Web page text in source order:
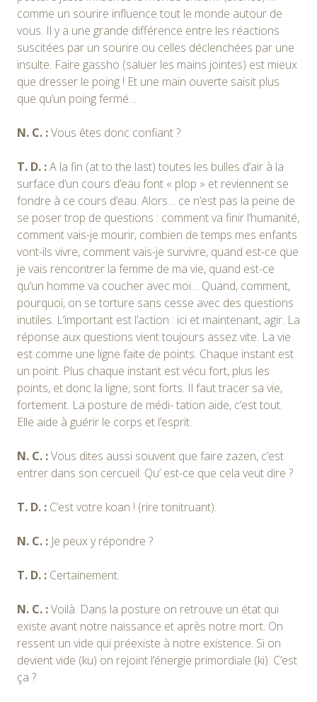
comme un sourire influence tout le monde autour de
vous. Il y a une grande différence entre les réactions
suscitées par un sourire ou celles déclenchées par une
insulte. Faire gassho (saluer les mains jointes) est mieux
que dresser le poing ! Et une main ouverte saisit plus
que qu’un poing fermé…
N. C. :Vous êtes donc confiant ?
T. D. :A la fin (at to the last) toutes les bulles d’air à la
surface d’un cours d’eau font « plop » et reviennent se
fondre à ce cours d’eau. Alors… ce n’est pas la peine de
se poser trop de questions : comment va finir l’humanité,
comment vais-je mourir, combien de temps mes enfants
vont-ils vivre, comment vais-je survivre, quand est-ce que
je vais rencontrer la femme de ma vie, quand est-ce
qu’un homme va coucher avec moi… Quand, comment,
pourquoi, on se torture sans cesse avec des questions
inutiles. L’important est l’action : ici et maintenant, agir. La
réponse aux questions vient toujours assez vite. La vie
est comme une ligne faite de points. Chaque instant est
un point. Plus chaque instant est vécu fort, plus les
points, et donc la ligne, sont forts. Il faut tracer sa vie,
fortement. La posture de médi- tation aide, c’est tout.
Elle aide à guérir le corps et l’esprit.
N. C. :Vous dites aussi souvent que faire zazen, c’est
entrer dans son cercueil. Qu’ est-ce que cela veut dire ?
T. D. : C’est votre koan ! (rire tonitruant).
N. C. : Je peux y répondre ?
T. D. : Certainement.
N. C. :Voilà. Dans la posture on retrouve un état qui
existe avant notre naissance et après notre mort. On
ressent un vide qui préexiste à notre existence. Si on
devient vide (ku) on rejoint l’énergie primordiale (ki). C’est
ça ?